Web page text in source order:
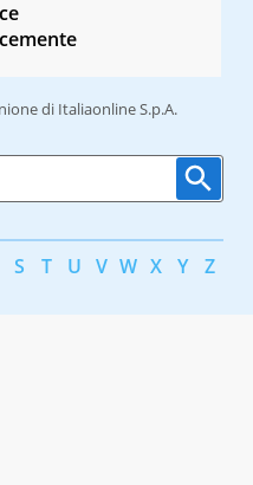
di Italiaonline S.p.A.
S T U V W X Y Z